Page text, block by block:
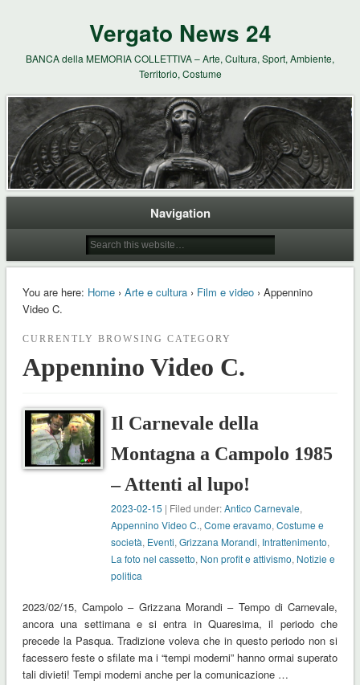
Vergato News 24
BANCA della MEMORIA COLLETTIVA – Arte, Cultura, Sport, Ambiente,
Territorio, Costume
Navigation
You are here: Home› Arte e cultura› Film e video› Appennino
Video C.
CURRENTLY BROWSING CATEGORY
Appennino Video C.
Il Carnevale della
Montagna a Campolo 1985
– Attenti al lupo!
2023-02-15 | Filed under:Antico Carnevale,
Appennino Video C.,Come eravamo,Costume e
società, Eventi,Grizzana Morandi, Intrattenimento,
La foto nel cassetto, Non profit e attivismo, Notizie e
politica
2023/02/15, Campolo – Grizzana Morandi – Tempo di Carnevale,
ancora una settimana e si entra in Quaresima, il periodo che
precede la Pasqua. Tradizione voleva che in questo periodo non si
facessero feste o sfilate ma i “tempi moderni” hanno ormai superato
tali divieti! Tempi moderni anche per la comunicazione …